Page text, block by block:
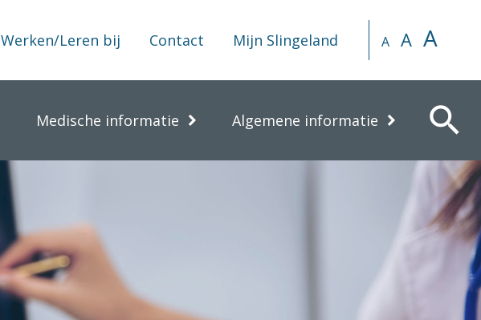
Werken/Leren bij Contact Mijn Slingeland A A A
Medische informatie Algemene informatie search